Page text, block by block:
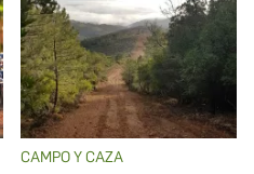
CAMPO Y CAZA